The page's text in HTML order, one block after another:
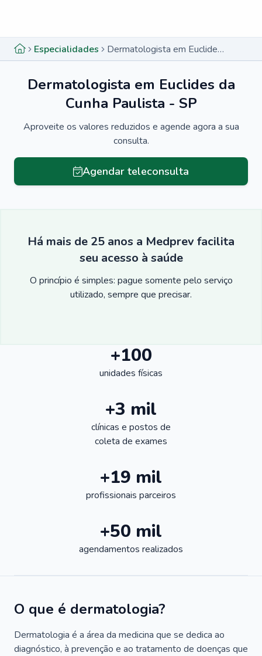
Especialidades Dermatologista em Euclides da Cunha Paulista - SP
Dermatologista em Euclides da
Cunha Paulista - SP
Aproveite os valores reduzidos e agende agora a sua
consulta.
Agendar teleconsulta
Há mais de 25 anos a Medprev facilita
seu acesso à saúde
O princípio é simples: pague somente pelo serviço
utilizado, sempre que precisar.
+100
unidades físicas
+3 mil
clínicas e postos de
coleta de exames
+19 mil
profissionais parceiros
+50 mil
agendamentos realizados
O que é dermatologia?
Dermatologia é a área da medicina que se dedica ao
diagnóstico, à prevenção e ao tratamento de doenças que